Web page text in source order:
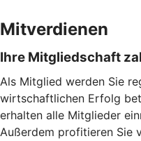
Mitverdienen
Ihre Mitgliedschaft
Als Mitglied werden Sie
wirtschaftlichen Erfolg
erhalten alle Mitglieder
Außerdem profitieren Sie